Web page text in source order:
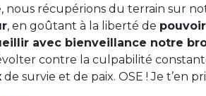
nous récupérions du terrain sur
, en goûtant à la liberté de
avec bienveillance notre
contre la culpabilité
de survie et de paix. OSE ! Je t’en